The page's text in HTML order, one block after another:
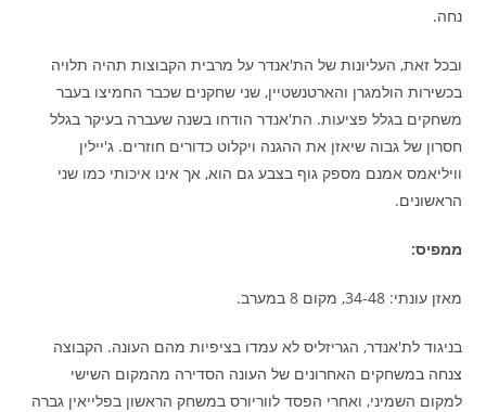
נחה.
ובכל זאת, העליונות של הת'אנדר על מרבית הקבוצות תהיה תלויה
בכשירות הולמגרן והארטנשטיין, שני שחקנים שכבר החמיצו בעבר
משחקים בגלל פציעות. הת'אנדר הודחו בשנה שעברה בעיקר בגלל
חסרון של גבוה שיאזן את ההגנה ויקלוט כדורים חוזרים. ג'יילין
וויליאמס אמנם מספק גוף בצבע גם הוא, אך אינו איכותי כמו שני
הראשונים.
ממפיס:
מאזן עונתי: 34-48, מקום 8 במערב.
בניגוד לת'אנדר, הגריזליס לא עמדו בציפיות מהם העונה. הקבוצה
צנחה במשחקים האחרונים של העונה הסדירה מהמקום השישי
למקום השמיני, ואחרי הפסד לווריורס במשחק הראשון בפלייאין גברה